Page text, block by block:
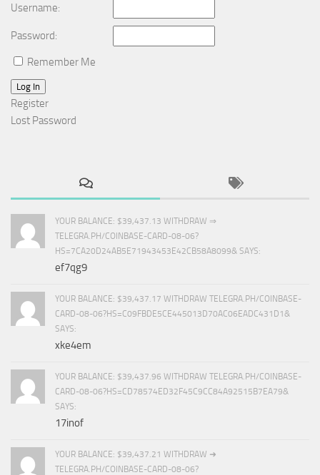
Username:
Password:
Remember Me
Log In
Register
Lost Password
YOUR BALANCE: $39,437.13 WITHDRAW ⇒
TELEGRA.PH/COINBASE-CARD-08-06?
HS=7CA20D24AB5E71943453E42CB58A8099& SAYS:
ef7qg9
YOUR BALANCE: $39,437.17 WITHDRAW TELEGRA.PH/COINBASE-
CARD-08-06?HS=C09FBDE5CE445013D70AC06EADC431D1&
SAYS:
xke4em
YOUR BALANCE: $39,437.96 WITHDRAW TELEGRA.PH/COINBASE-
CARD-08-06?HS=CD78574ED32F45C9CC84A92515B7EA79&
SAYS:
17inof
YOUR BALANCE: $39,437.21 WITHDRAW ➜
TELEGRA.PH/COINBASE-CARD-08-06?